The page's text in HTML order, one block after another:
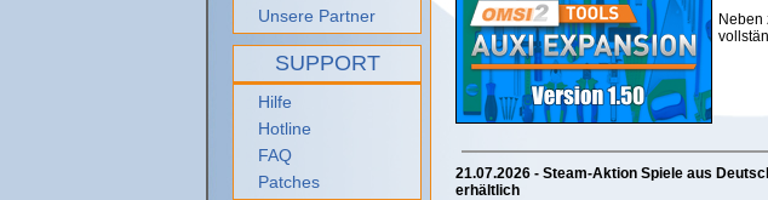
Unsere Partner
SUPPORT
Hilfe
Hotline
FAQ
Patches
Neben
21.07.2026 - Steam-Aktion Spiele aus
erhältlich